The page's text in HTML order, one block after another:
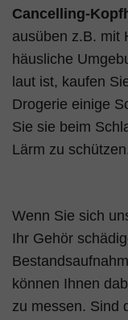
Cancelling-
ausüben z.B. mit
häusliche
laut ist, kaufen
Drogerie einige
Sie sie beim
Lärm zu
Wenn Sie sich
Ihr Gehör
können Ihnen
zu messen. Sind